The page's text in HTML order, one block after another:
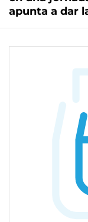
apunta a dar